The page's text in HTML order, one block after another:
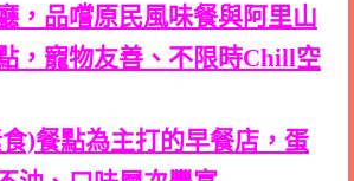
，品嚐原民風味餐與阿里山
，寵物友善、不限時Chill空
)餐點為主打的早餐店，蛋